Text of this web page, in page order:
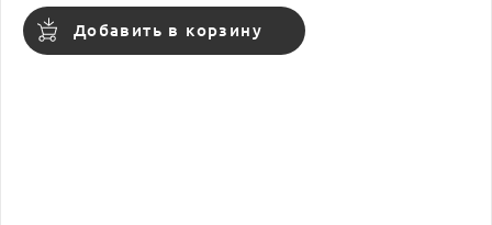
Добавить в корзину